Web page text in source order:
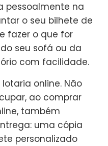
pessoalmente na
o seu bilhete de
fazer o que for
seu sofá ou da
com facilidade.
online. Não
ao comprar
também
uma cópia
personalizado